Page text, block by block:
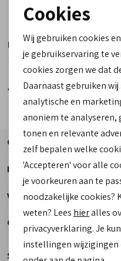
Bradburry
3759G D.Bronze brons
44,90
Contact
Telefoon
0182 - 612012
Informatie
Voetzorg
Openingstijden
Maandag
Schrijf je nu in voor de
Noodzakelijke cookies
Analytische cookies
Marketing cookies
Cookies
Wij gebruiken cookies
je gebruikservaring te
cookies zorgen we dat
Daarnaast gebruiken
analytische en
anoniem te
tonen en relevante
zelf bepalen welke
'Accepteren' voor alle
je voorkeuren aan te
noodzakelijke cookies?
weten? Lees hieralles
privacyverklaring. Je
instellingen